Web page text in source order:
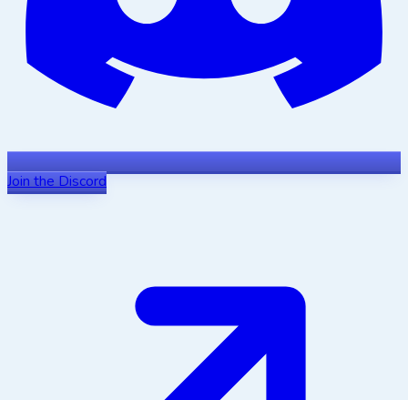
Join the Discord